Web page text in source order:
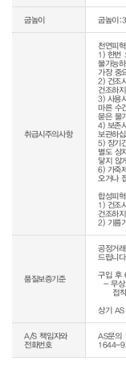
굽높이 굽높이
취급시주의사항
천연피
1) 한번
불가능
가장 중
2) 건조
건조하
3) 사용
마른 수
묻은 물
4) 보존
보관하
5) 장기
별도 상
닿지 않
6) 가죽
오거나
합성피
1) 건조
건조하
품질보증기준
공정거
드립니다
구입 후
  - 무상 AS 항목
상기 AS
A/S 책임자와
전화번호
AS문의
1644-